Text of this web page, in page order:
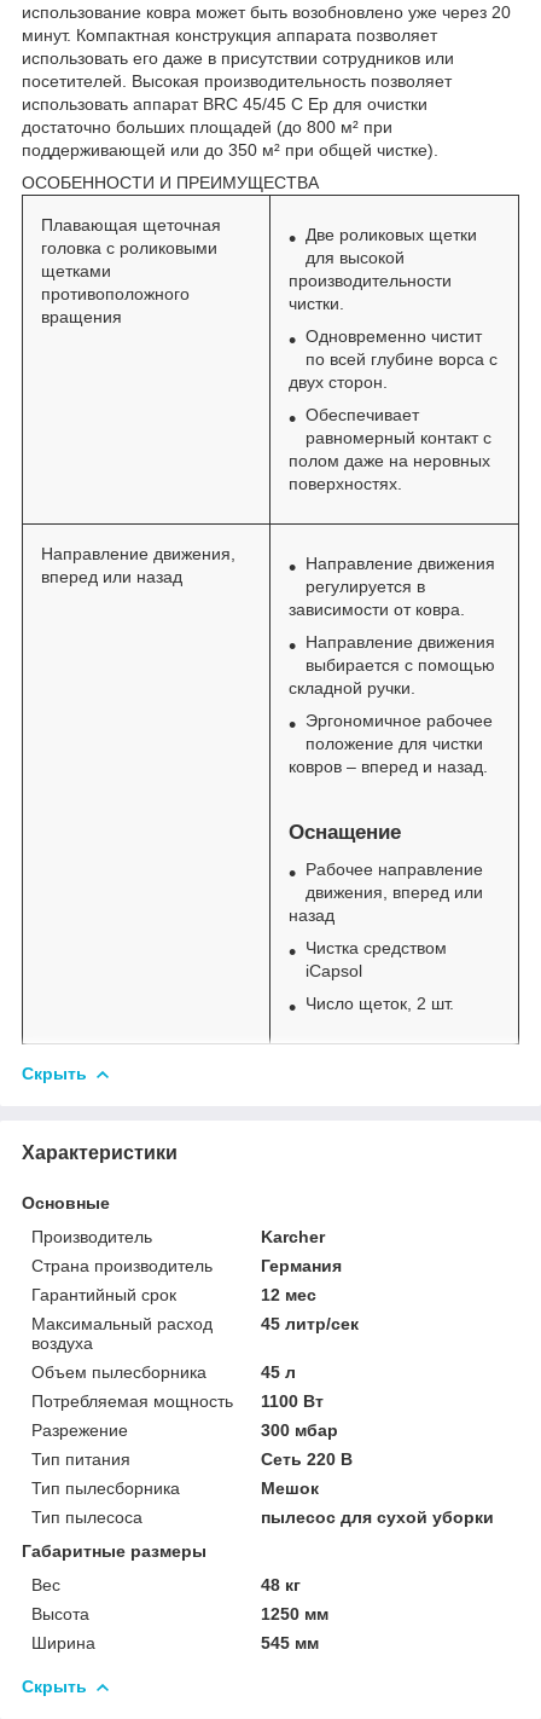
использование ковра может быть возобновлено уже через 20
минут. Компактная конструкция аппарата позволяет
использовать его даже в присутствии сотрудников или
посетителей. Высокая производительность позволяет
использовать аппарат BRC 45/45 C Ep для очистки
достаточно больших площадей (до 800 м² при
поддерживающей или до 350 м² при общей чистке).
ОСОБЕННОСТИ И ПРЕИМУЩЕСТВА
Плавающая щеточная
головка с роликовыми
щетками
противоположного
вращения
Две роликовых щетки
для высокой
производительности
чистки.
Одновременно чистит
по всей глубине ворса с
двух сторон.
Обеспечивает
равномерный контакт с
полом даже на неровных
поверхностях.
Направление движения,
вперед или назад
Направление движения
регулируется в
зависимости от ковра.
Направление движения
выбирается с помощью
складной ручки.
Эргономичное рабочее
положение для чистки
ковров – вперед и назад.
Оснащение
Рабочее направление
движения, вперед или
назад
Чистка средством
iCapsol
Число щеток, 2 шт.
Скрыть
Характеристики
Основные
Производитель
Karcher
Страна производитель
Германия
Гарантийный срок
12 мес
Максимальный расход
воздуха
45 литр/сек
Объем пылесборника
45 л
Потребляемая мощность
1100 Вт
Разрежение
300 мбар
Тип питания
Сеть 220 В
Тип пылесборника
Мешок
Тип пылесоса
пылесос для сухой уборки
Габаритные размеры
Вес
48 кг
Высота
1250 мм
Ширина
545 мм
Скрыть